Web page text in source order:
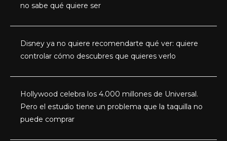
no sabe qué quiere ser
Disney ya no quiere recomendarte qué ver: quiere
controlar cómo descubres que quieres verlo
Hollywood celebra los 4.000 millones de Universal.
Pero el estudio tiene un problema que la taquilla no
puede comprar